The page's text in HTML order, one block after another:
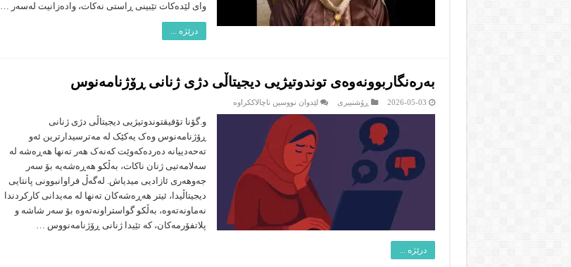
وای لێدەکات تێبینی ڕاستی نەکات، وادەزانیت لەسەر …
درێژە ...
بەرەنگاربوونەوەی توندوتیژیی دیجیتاڵی دژی ژنانی ڕۆژنامەنوس
2026-05-03 ڕۆشنبیرى لێدوان نووسین ناچالاککراوە
توندوتیژیی
ڕۆژنامەنوس
و.گۆنا تۆفیقتوندوتیژیی دیجیتاڵی دژی ژنانی
ڕۆژنامەنوس وەک یەکێک لە مەترسیدارترین ئەو
تەحەدییانە دەردەکەوێت کەنەک هەر تەنها هەڕەشە لە
سەلامەتیی ژنان ناکات، بەڵکو هەڕەشەیە بۆ سەر
جەوهەری ئازادیی میدیاش. لەگەڵ فراوانبوونی پانتایی
دیجیتاڵیدا، ئیتر هەڕەشەکان تەنها لە مەیدانی کارکردندا
نەماونەتەوە، بەڵکو گواستراونەتەوە بۆ سەر شاشە و
پلاتفۆرمەکان، کە تێیدا ژنانی ڕۆژنامەنووس …
درێژە ...